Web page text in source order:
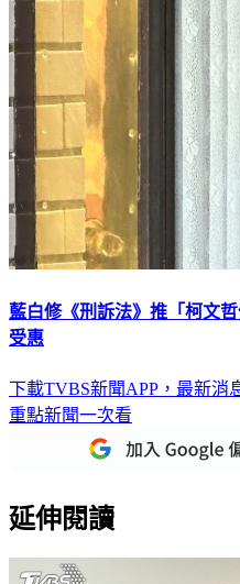
藍白修《刑訴法》推「柯文
受惠
下載TVBS新聞APP，最新消
重點新聞一次看
延伸閱讀